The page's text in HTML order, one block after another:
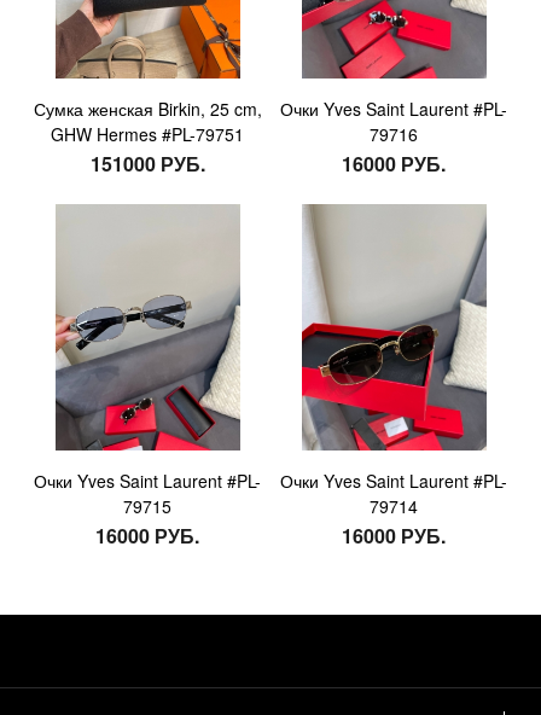
Сумка женская Birkin, 25 cm,
GHW Hermes #PL-79751
151000 РУБ.
Очки Yves Saint Laurent #PL-
79716
16000 РУБ.
Очки Yves Saint Laurent #PL-
79715
16000 РУБ.
Очки Yves Saint Laurent #PL-
79714
16000 РУБ.